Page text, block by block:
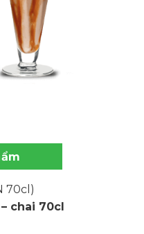
70cl)
chai 70cl